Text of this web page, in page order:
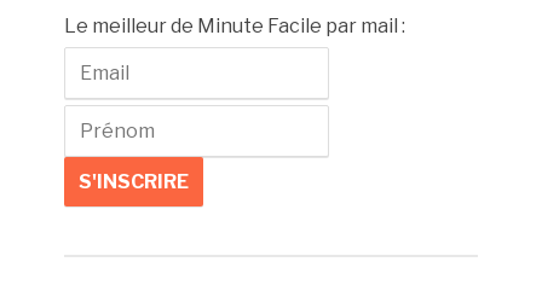
Le meilleur de Minute Facile par mail :